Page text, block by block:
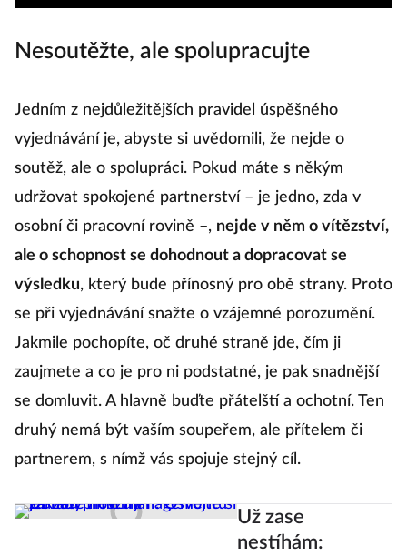
Nesoutěžte, ale spolupracujte
Jedním z nejdůležitějších pravidel úspěšného
vyjednávání je, abyste si uvědomili, že nejde o
soutěž, ale o spolupráci. Pokud máte s někým
udržovat spokojené partnerství – je jedno, zda v
osobní či pracovní rovině –, nejde v něm o vítězství,
ale o schopnost se dohodnout a dopracovat se
výsledku, který bude přínosný pro obě strany. Proto
se při vyjednávání snažte o vzájemné porozumění.
Jakmile pochopíte, oč druhé straně jde, čím ji
zaujmete a co je pro ni podstatné, je pak snadnější
se domluvit. A hlavně buďte přátelští a ochotní. Ten
druhý nemá být vaším soupeřem, ale přítelem či
partnerem, s nímž vás spojuje stejný cíl.
Už zase
nestíhám: